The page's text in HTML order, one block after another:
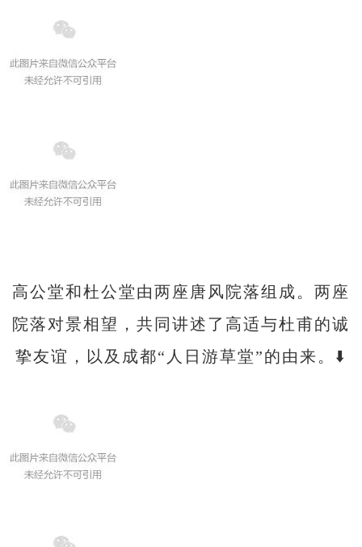
高公堂和杜公堂由两座唐风院落组成。两座
院落对景相望，共同讲述了高适与杜甫的诚
挚友谊，以及成都“人日游草堂”的由来。⬇️